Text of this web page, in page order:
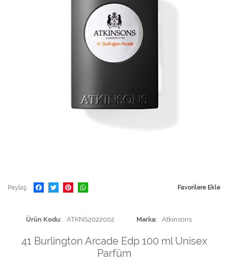
Paylaş Favorilere Ekle
Ürün Kodu ATKNS2022002 Marka Atkinsons
41 Burlington Arcade Edp 100 ml Unisex
Parfüm